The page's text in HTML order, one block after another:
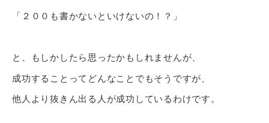
「２００も書かないといけないの！？」
と、もしかしたら思ったかもしれませんが、
成功することってどんなことでもそうですが、
他人より抜きん出る人が成功しているわけです。